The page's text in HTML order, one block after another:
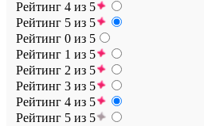
Рейтинг 4 из 5
Рейтинг 5 из 5
Рейтинг 0 из 5
Рейтинг 1 из 5
Рейтинг 2 из 5
Рейтинг 3 из 5
Рейтинг 4 из 5
Рейтинг 5 из 5